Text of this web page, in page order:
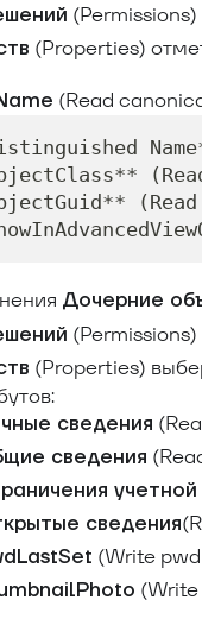
(Properties)
(Read
Дочерние
(Properties)
сведения
сведения
сведения
(Write